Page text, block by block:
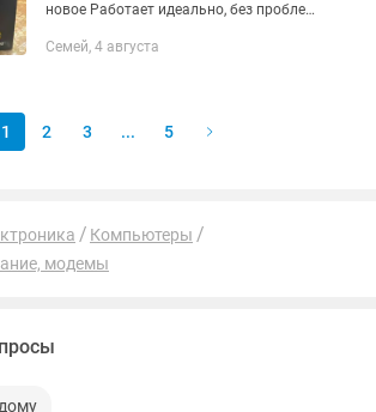
новое Работает идеально, без проблем
дома, дачи, работы ✔ Хорошо ловит
Семей, 4 августа
1 2 3 ... 5
Компьютеры
модемы